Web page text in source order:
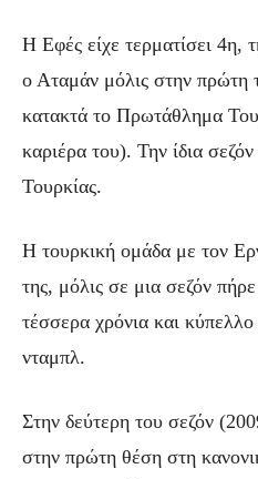
Η Εφές είχε τερματίσει 4η,
ο Αταμάν μόλις στην πρώτη
κατακτά το Πρωτάθλημα
καριέρα του). Την ίδια
Τουρκίας.
Η τουρκική ομάδα με τον
της, μόλις σε μια σεζόν
τέσσερα χρόνια και
νταμπλ.
Στην δεύτερη του σεζόν
στην πρώτη θέση στη